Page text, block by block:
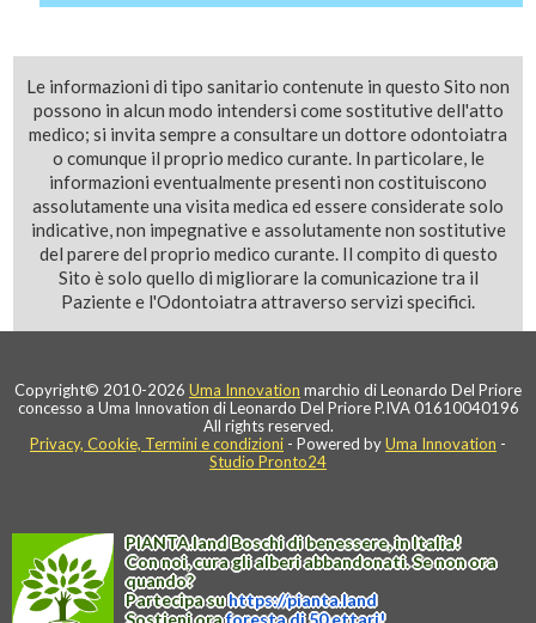
Le informazioni di tipo sanitario contenute in questo Sito non
possono in alcun modo intendersi come sostitutive dell'atto
medico; si invita sempre a consultare un dottore odontoiatra
o comunque il proprio medico curante. In particolare, le
informazioni eventualmente presenti non costituiscono
assolutamente una visita medica ed essere considerate solo
indicative, non impegnative e assolutamente non sostitutive
del parere del proprio medico curante. Il compito di questo
Sito è solo quello di migliorare la comunicazione tra il
Paziente e l'Odontoiatra attraverso servizi specifici.
Copyright© 2010-2026 Uma Innovation marchio di Leonardo Del Priore
concesso a Uma Innovation di Leonardo Del Priore P.IVA 01610040196
All rights reserved.
Privacy, Cookie, Termini e condizioni - Powered byUma Innovation -
Studio Pronto24
PIANTA.landBoschi di benessere, in Italia!
Con noi, cura gli alberi abbandonati. Se non ora
quando?
Partecipa suhttps://pianta.land
Sostieni oraforesta di 50 ettari!